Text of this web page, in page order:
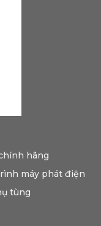
hãng
máy phát điện
tùng